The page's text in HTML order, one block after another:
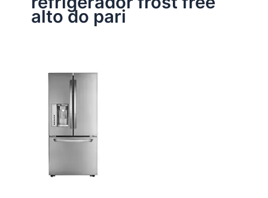
alto do pari